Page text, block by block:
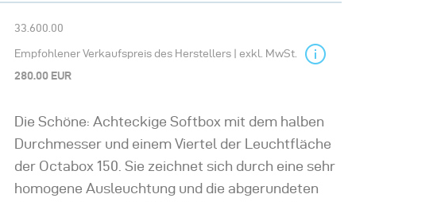
33.600.00
Empfohlener Verkaufspreis des Herstellers | exkl. MwSt.
280.00 EUR
Die Schöne: Achteckige Softbox mit dem halben
Durchmesser und einem Viertel der Leuchtfläche
der Octabox 150. Sie zeichnet sich durch eine sehr
homogene Ausleuchtung und die abgerundeten